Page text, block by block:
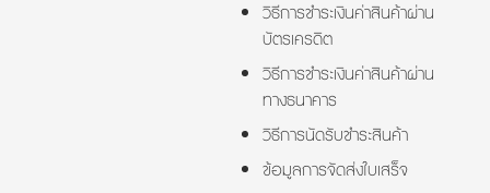
วิธีการชำระเงินค่าสินค้าผ่าน
บัตรเครดิต
วิธีการชำระเงินค่าสินค้าผ่าน
ทางธนาคาร
วิธีการนัดรับชำระสินค้า
ข้อมูลการจัดส่งใบเสร็จ